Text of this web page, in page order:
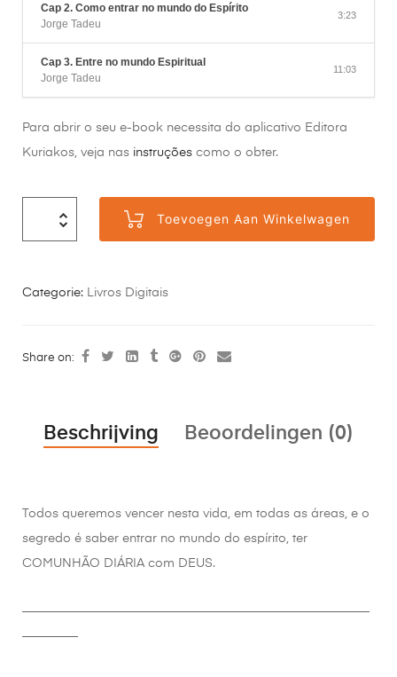
Cap 2. Como entrar no mundo do Espírito
Jorge Tadeu
3:23
Cap 3. Entre no mundo Espiritual
Jorge Tadeu
11:03
Para abrir o seu e-book necessita do aplicativo Editora
Kuriakos, veja nas instruções como o obter.
Toevoegen Aan Winkelwagen
Categorie: Livros Digitais
Share on:
Beschrijving Beoordelingen (0)
Todos queremos vencer nesta vida, em todas as áreas, e o
segredo é saber entrar no mundo do espírito, ter
COMUNHÃO DIÁRIA com DEUS.